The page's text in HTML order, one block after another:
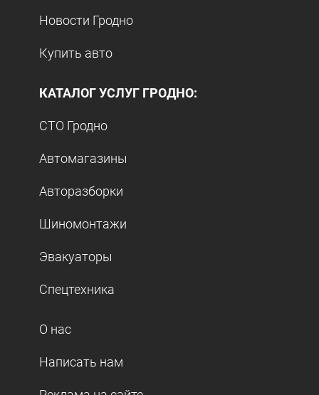
Новости Гродно
Купить авто
КАТАЛОГ УСЛУГ ГРОДНО:
СТО Гродно
Автомагазины
Авторазборки
Шиномонтажи
Эвакуаторы
Спецтехника
О нас
Написать нам